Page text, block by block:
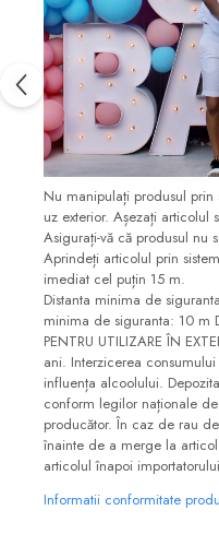
Nu manipulați produsul
uz exterior. Așezați articolul
Asigurați-vă că produsul nu
Aprindeți articolul prin
imediat cel puțin 15 m.
Distanta minima de
minima de siguranta: 10 m
PENTRU UTILIZARE ÎN
ani. Interzicerea
influența alcoolului.
conform legilor naționale
producător. În caz de rau
înainte de a merge la
articolul înapoi
Informatii conformitate